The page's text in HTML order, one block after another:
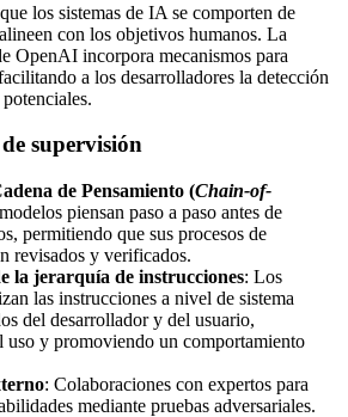
los sistemas de IA se comporten de
con los objetivos humanos. La
OpenAI incorpora mecanismos para
a los desarrolladores la detección
supervisión
de Pensamiento (Chain-of-
piensan paso a paso antes de
permitiendo que sus procesos de
revisados y verificados.
la jerarquía de instrucciones: Los
las instrucciones a nivel de sistema
del desarrollador y del usuario,
uso y promoviendo un comportamiento
: Colaboraciones con expertos para
mediante pruebas adversariales.